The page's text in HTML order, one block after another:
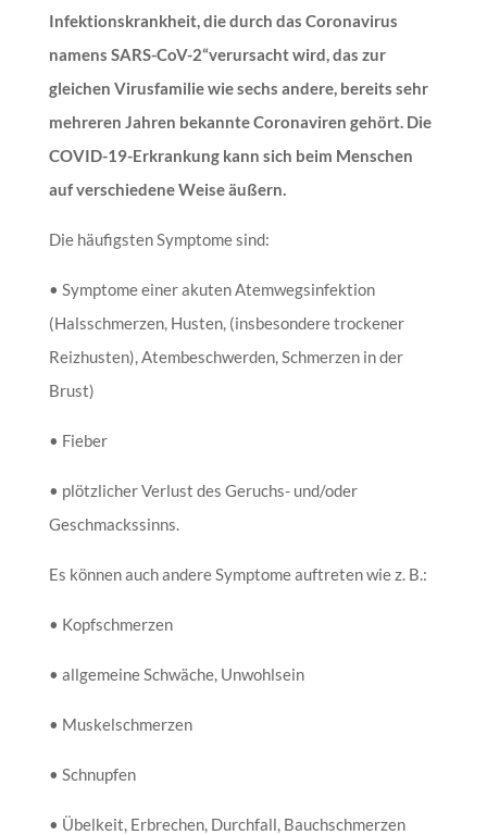
Infektionskrankheit, die durch das Coronavirus
namens SARS-CoV-2“verursacht wird, das zur
gleichen Virusfamilie wie sechs andere, bereits sehr
mehreren Jahren bekannte Coronaviren gehört. Die
COVID-19-Erkrankung kann sich beim Menschen
auf verschiedene Weise äußern.
Die häufigsten Symptome sind:
• Symptome einer akuten Atemwegsinfektion
(Halsschmerzen, Husten, (insbesondere trockener
Reizhusten), Atembeschwerden, Schmerzen in der
Brust)
• Fieber
• plötzlicher Verlust des Geruchs- und/oder
Geschmackssinns.
Es können auch andere Symptome auftreten wie z. B.:
• Kopfschmerzen
• allgemeine Schwäche, Unwohlsein
• Muskelschmerzen
• Schnupfen
• Übelkeit, Erbrechen, Durchfall, Bauchschmerzen